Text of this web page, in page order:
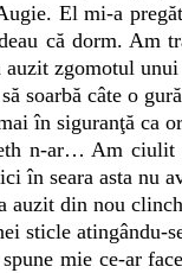
El mi-a
că dorm. Am
auzit zgomotul
soarbă câte o
în siguranţă ca
n-ar… Am ciulit
în seara asta nu
din nou
sticle atingându-
mie ce-ar